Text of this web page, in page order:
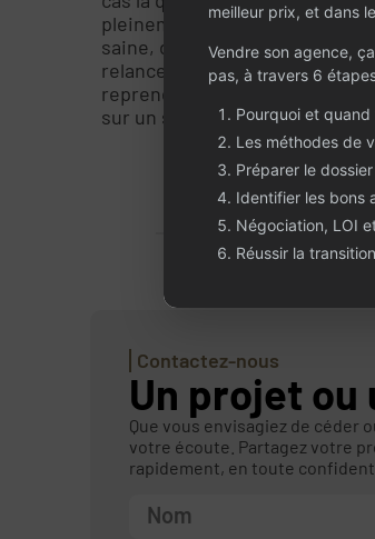
pleinement cette structure,
saine, déjà opérationnelle,
relance et de croissance,
repreneur dynamique et
sur un secteur attractif, entre
Contactez-nous
Un projet ou
Que vous envisagiez de céder
votre écoute. Partagez votre
rapidement, en toute
meilleur prix, et dans
Vendre son agence,
pas, à travers 6
Pourquoi et
Les méthodes de
Préparer le
Identifier les bons
Négociation, LOI
Réussir la